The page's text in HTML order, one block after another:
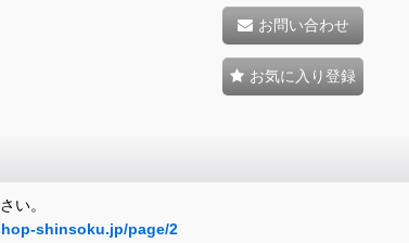
お問い合わせ
お気に入り登録
い。
shinsoku.jp/page/2